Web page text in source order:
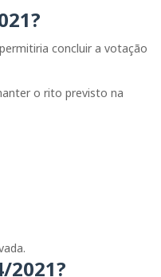
concluir a votação
o rito previsto na
2021?